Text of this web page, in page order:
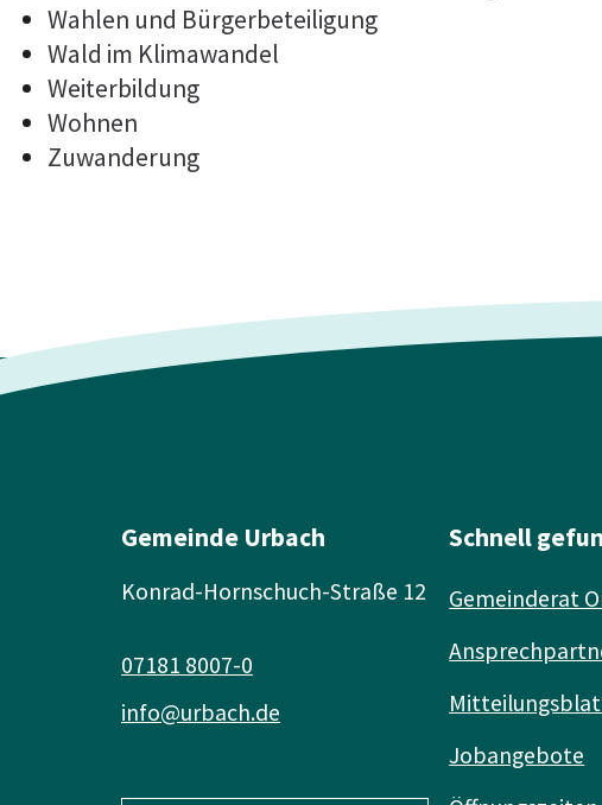
Wahlen und Bürgerbeteiligung
Wald im Klimawandel
Weiterbildung
Wohnen
Zuwanderung
Gemeinde Urbach
Konrad-Hornschuch-Straße 12
info@urbach.de
07181 8007-0
Schnell
Gemeinderat
Jobangebote